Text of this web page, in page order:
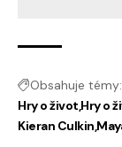
Obsahuje témy:
Hry o životHry o
Kieran Culkin